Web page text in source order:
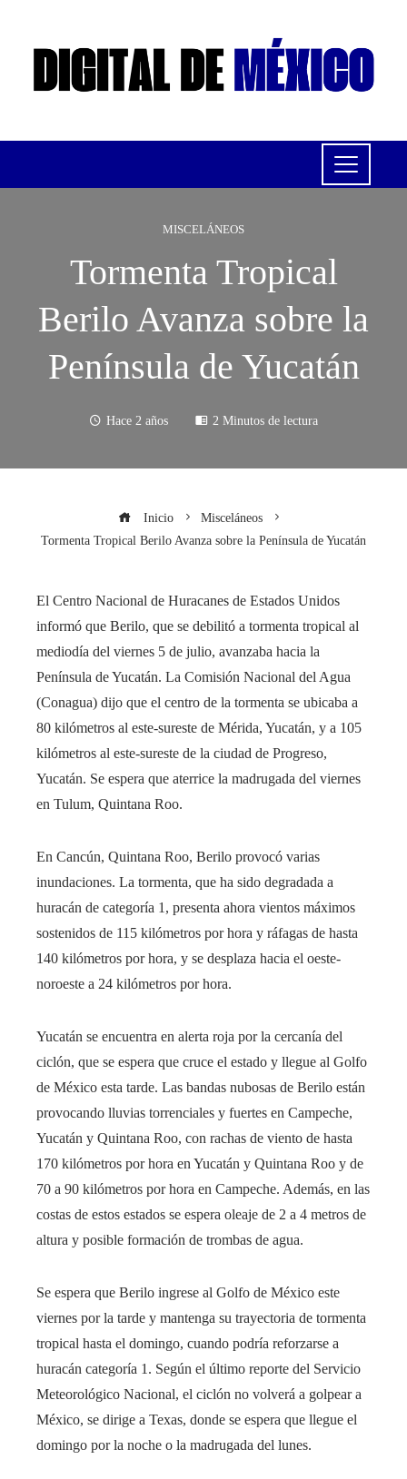
MISCELÁNEOS
Tormenta Tropical
Berilo Avanza sobre la
Península de Yucatán
Hace 2 años 2 Minutos de lectura
Inicio
Misceláneos
Tormenta Tropical Berilo Avanza sobre la Península de Yucatán
El Centro Nacional de Huracanes de Estados Unidos
informó que Berilo, que se debilitó a tormenta tropical al
mediodía del viernes 5 de julio, avanzaba hacia la
Península de Yucatán. La Comisión Nacional del Agua
(Conagua) dijo que el centro de la tormenta se ubicaba a
80 kilómetros al este-sureste de Mérida, Yucatán, y a 105
kilómetros al este-sureste de la ciudad de Progreso,
Yucatán. Se espera que aterrice la madrugada del viernes
en Tulum, Quintana Roo.
En Cancún, Quintana Roo, Berilo provocó varias
inundaciones. La tormenta, que ha sido degradada a
huracán de categoría 1, presenta ahora vientos máximos
sostenidos de 115 kilómetros por hora y ráfagas de hasta
140 kilómetros por hora, y se desplaza hacia el oeste-
noroeste a 24 kilómetros por hora.
Yucatán se encuentra en alerta roja por la cercanía del
ciclón, que se espera que cruce el estado y llegue al Golfo
de México esta tarde. Las bandas nubosas de Berilo están
provocando lluvias torrenciales y fuertes en Campeche,
Yucatán y Quintana Roo, con rachas de viento de hasta
170 kilómetros por hora en Yucatán y Quintana Roo y de
70 a 90 kilómetros por hora en Campeche. Además, en las
costas de estos estados se espera oleaje de 2 a 4 metros de
altura y posible formación de trombas de agua.
Se espera que Berilo ingrese al Golfo de México este
viernes por la tarde y mantenga su trayectoria de tormenta
tropical hasta el domingo, cuando podría reforzarse a
huracán categoría 1. Según el último reporte del Servicio
Meteorológico Nacional, el ciclón no volverá a golpear a
México, se dirige a Texas, donde se espera que llegue el
domingo por la noche o la madrugada del lunes.